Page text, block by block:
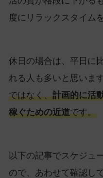
度にリラックスタイム
休日の場合は、平日に
れる人も多いと思います
ではなく、計画的に活
稼ぐための近道です。
以下の記事でスケジュ
ので、あわせて確認し